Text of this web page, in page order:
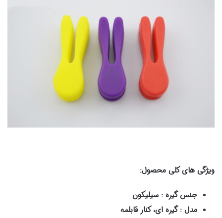
ویژگی های کلی محصول:
جنس گیره : سیلیکون
مدل : گیره ای، کنار قابلمه